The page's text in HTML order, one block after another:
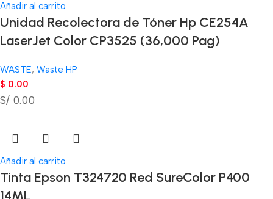
Añadir al carrito
Unidad Recolectora de Tóner Hp CE254A
LaserJet Color CP3525 (36,000 Pag)
WASTE, Waste HP
$ 0.00
S/ 0.00
Añadir al carrito
Tinta Epson T324720 Red SureColor P400